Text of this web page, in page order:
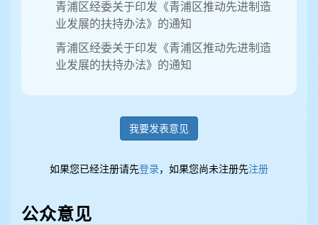
青浦区经委关于印发《青浦区推动先进制造
业发展的扶持办法》的通知
青浦区经委关于印发《青浦区推动先进制造
业发展的扶持办法》的通知
我要发表意见
如果您已经注册请先登录，如果您尚未注册先注册
公众意见